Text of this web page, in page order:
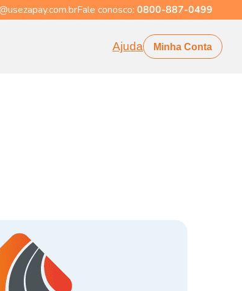
Fale conosco: 0800-887-0499
Ajuda Minha Conta